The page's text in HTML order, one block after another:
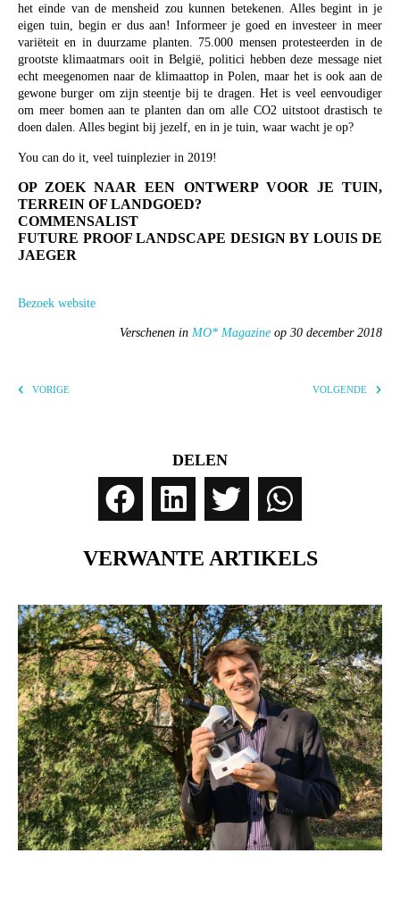
het einde van de mensheid zou kunnen betekenen. Alles begint in je
eigen tuin, begin er dus aan! Informeer je goed en investeer in meer
variëteit en in duurzame planten. 75.000 mensen protesteerden in de
grootste klimaatmars ooit in België, politici hebben deze message niet
echt meegenomen naar de klimaattop in Polen, maar het is ook aan de
gewone burger om zijn steentje bij te dragen. Het is veel eenvoudiger
om meer bomen aan te planten dan om alle CO2 uitstoot drastisch te
doen dalen. Alles begint bij jezelf, en in je tuin, waar wacht je op?
You can do it, veel tuinplezier in 2019!
OP ZOEK NAAR EEN ONTWERP VOOR JE TUIN,
TERREIN OF LANDGOED?
COMMENSALIST
FUTURE PROOF LANDSCAPE DESIGN BY LOUIS DE
JAEGER
Bezoek website
Verschenen in MO* Magazine op 30 december 2018
VORIGE VOLGENDE
DELEN
VERWANTE ARTIKELS